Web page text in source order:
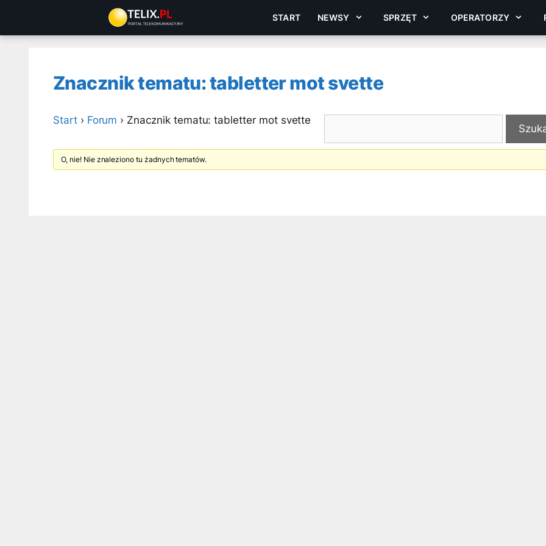
treści
START NEWSY SPRZĘT OPERATORZY
Znacznik tematu: tabletter mot svette
Start › Forum › Znacznik tematu: tabletter mot svette
O, nie! Nie znaleziono tu żadnych tematów.